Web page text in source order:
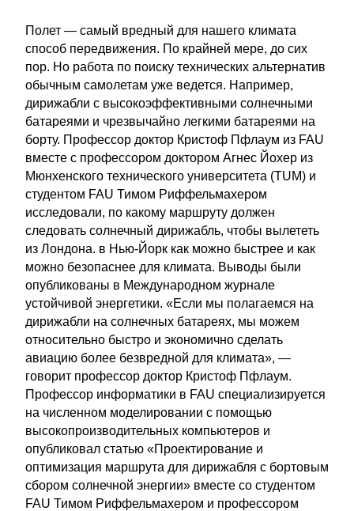
Полет — самый вредный для нашего климата
способ передвижения. По крайней мере, до сих
пор. Но работа по поиску технических альтернатив
обычным самолетам уже ведется. Например,
дирижабли с высокоэффективными солнечными
батареями и чрезвычайно легкими батареями на
борту. Профессор доктор Кристоф Пфлаум из FAU
вместе с профессором доктором Агнес Йохер из
Мюнхенского технического университета (TUM) и
студентом FAU Тимом Риффельмахером
исследовали, по какому маршруту должен
следовать солнечный дирижабль, чтобы вылететь
из Лондона. в Нью-Йорк как можно быстрее и как
можно безопаснее для климата. Выводы были
опубликованы в Международном журнале
устойчивой энергетики. «Если мы полагаемся на
дирижабли на солнечных батареях, мы можем
относительно быстро и экономично сделать
авиацию более безвредной для климата», —
говорит профессор доктор Кристоф Пфлаум.
Профессор информатики в FAU специализируется
на численном моделировании с помощью
высокопроизводительных компьютеров и
опубликовал статью «Проектирование и
оптимизация маршрута для дирижабля с бортовым
сбором солнечной энергии» вместе со студентом
FAU Тимом Риффельмахером и профессором